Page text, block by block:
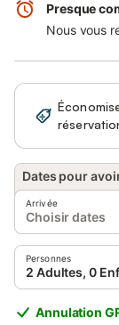
Presque
Nous vous
Dates pour
Arrivée
Choisir dates
Personnes
2 Adultes, 0
Annulation